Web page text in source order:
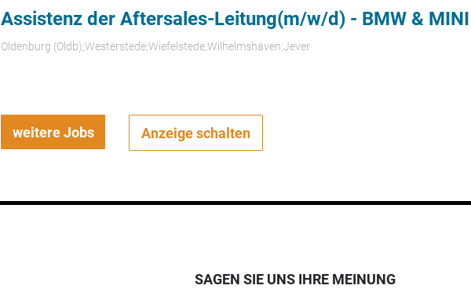
Assistenz der Aftersales-Leitung(m/w/d) - BMW & MINI
Oldenburg (Oldb);Westerstede;Wiefelstede;Wilhelmshaven;Jever
weitere Jobs Anzeige schalten
SAGEN SIE UNS IHRE MEINUNG